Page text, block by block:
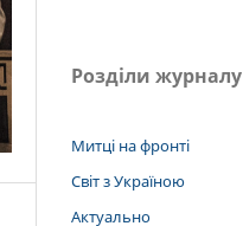
Розділи журналу
Митці на фронті
Світ з Україною
Актуально